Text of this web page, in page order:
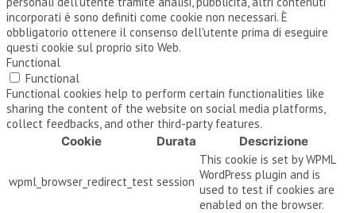
incorporati è sono definiti come cookie non necessari. È
obbligatorio ottenere il consenso dell'utente prima di eseguire
questi cookie sul proprio sito Web.
Functional
Functional
Functional cookies help to perform certain functionalities like
sharing the content of the website on social media platforms,
collect feedbacks, and other third-party features.
Cookie
Durata Descrizione
wpml_browser_redirect_test session
This cookie is set by WPML
WordPress plugin and is
used to test if cookies are
enabled on the browser.